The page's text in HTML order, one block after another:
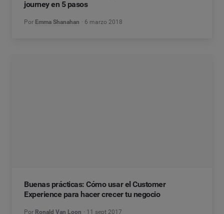
journey en 5 pasos
Por Emma Shanahan 6 marzo 2018
Buenas prácticas: Cómo usar el Customer
Experience para hacer crecer tu negocio
Por Ronald Van Loon 11 sept 2017